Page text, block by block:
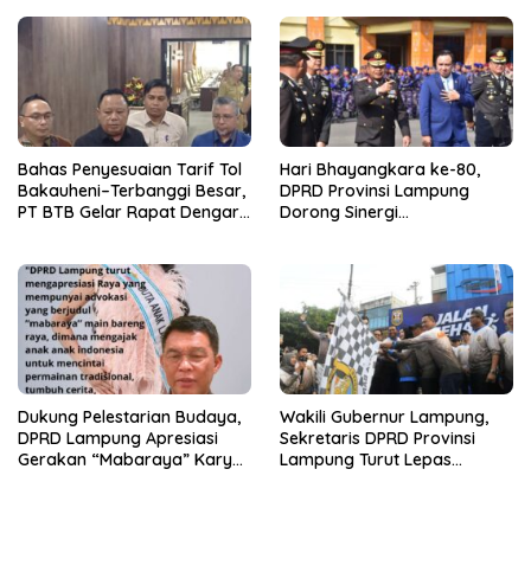
2025
Bahas Penyesuaian Tarif Tol
Bakauheni–Terbanggi Besar,
PT BTB Gelar Rapat Dengar
Hari Bhayangkara ke-80,
DPRD Provinsi Lampung
Dorong Sinergi
Dukung Pelestarian Budaya,
DPRD Lampung Apresiasi
Gerakan “Mabaraya” Karya
Wakili Gubernur Lampung,
Sekretaris DPRD Provinsi
Lampung Turut Lepas